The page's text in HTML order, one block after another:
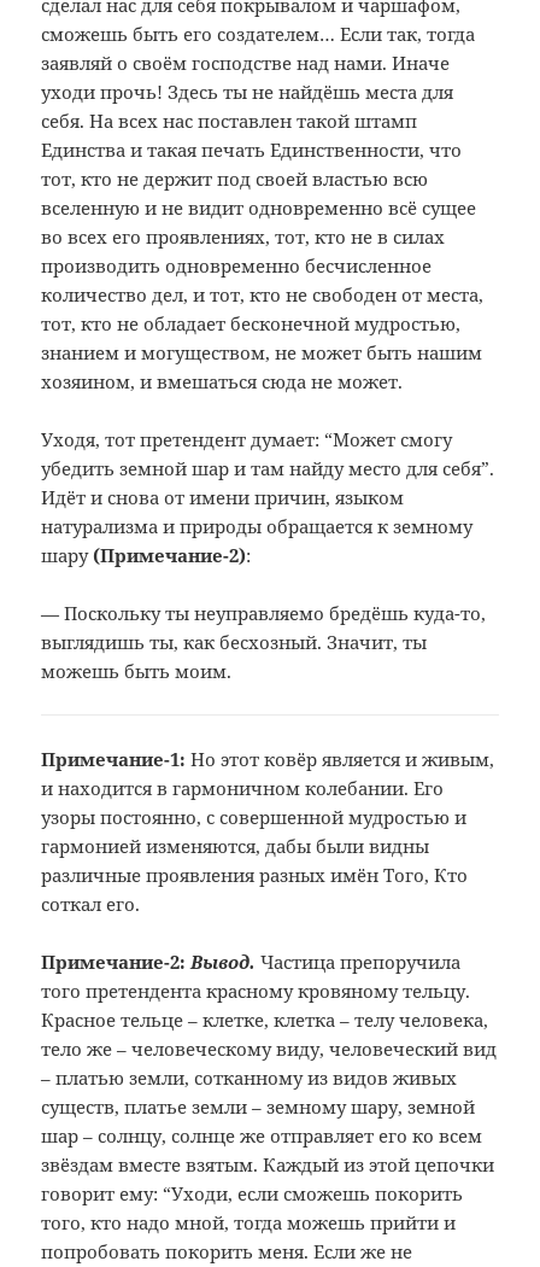
сделал нас для себя покрывалом и чаршафом,
сможешь быть его создателем… Если так, тогда
заявляй о своём господстве над нами. Иначе
уходи прочь! Здесь ты не найдёшь места для
себя. На всех нас поставлен такой штамп
Единства и такая печать Единственности, что
тот, кто не держит под своей властью всю
вселенную и не видит одновременно всё сущее
во всех его проявлениях, тот, кто не в силах
производить одновременно бесчисленное
количество дел, и тот, кто не свободен от места,
тот, кто не обладает бесконечной мудростью,
знанием и могуществом, не может быть нашим
хозяином, и вмешаться сюда не может.
Уходя, тот претендент думает: “Может смогу
убедить земной шар и там найду место для себя”.
Идёт и снова от имени причин, языком
натурализма и природы обращается к земному
шару (Примечание-2):
— Поскольку ты неуправляемо бредёшь куда-то,
выглядишь ты, как бесхозный. Значит, ты
можешь быть моим.
Примечание-1: Но этот ковёр является и живым,
инаходится в гармоничном колебании. Его
узоры постоянно, с совершенной мудростьюи
гармонией изменяются, дабы были видны
различные проявления разных имён Того,Кто
соткал его.
Примечание-2: Вывод. Частица препоручила
тогопретендента красному кровяному тельцу.
Красное тельце – клетке, клетка – телучеловека,
тело же – человеческому виду,человеческий вид
– платью земли,сотканному из видов живых
существ,платье земли – земному шару, земной
шар – солнцу, солнце же отправляет егоко всем
звёздам вместе взятым. Каждыйиз этой цепочки
говорит ему: “Уходи,если сможешь покорить
того, кто надомной, тогда можешь прийти и
попробоватьпокорить меня. Если же не